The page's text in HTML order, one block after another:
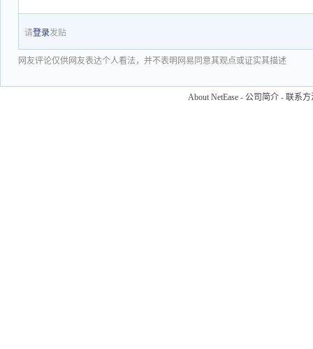
请登录发贴
网友评论仅供网友表达个人看法，并不表明网易同意其观点或证实其描述
About NetEase - 公司简介 - 联系方